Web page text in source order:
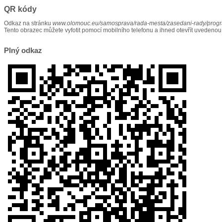
QR kódy
Odkaz na stránku www.olomouc.eu/samosprava/rada-mesta/zasedani-rady/
Tento obrazec můžete vyfotit pomocí mobilního telefonu a ihned otevřít
Plný odkaz